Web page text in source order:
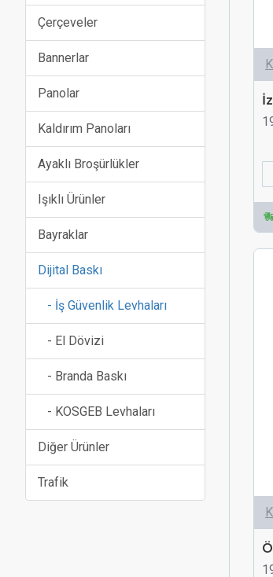
Çerçeveler
Bannerlar
Panolar
Kaldırım Panoları
Ayaklı Broşürlükler
Işıklı Ürünler
Bayraklar
Dijital Baskı
- İş Güvenlik Levhaları
- El Dövizi
- Branda Baskı
- KOSGEB Levhaları
Diğer Ürünler
Trafik